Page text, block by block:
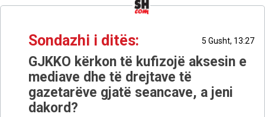
Sondazhi i ditës: 5 Gusht, 13:27
GJKKO kërkon të kufizojë aksesin e
mediave dhe të drejtave të
gazetarëve gjatë seancave, a jeni
dakord?